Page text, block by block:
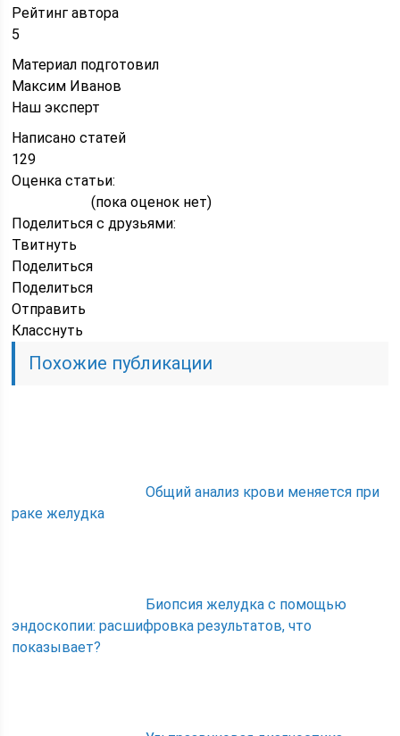
Рейтинг автора
5
Материал подготовил
Максим Иванов
Наш эксперт
Написано статей
129
Оценка статьи:
(пока оценок нет)
Поделиться с друзьями:
Твитнуть
Поделиться
Поделиться
Отправить
Класснуть
Похожие публикации
Общий анализ крови меняется при
раке желудка
Биопсия желудка с помощью
эндоскопии: расшифровка результатов, что
показывает?